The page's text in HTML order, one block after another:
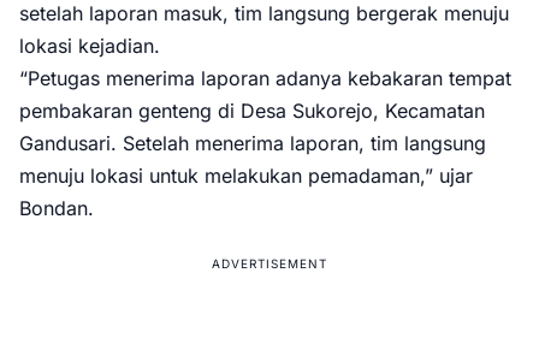
setelah laporan masuk, tim langsung bergerak menuju
lokasi kejadian.
“Petugas menerima laporan adanya kebakaran tempat
pembakaran genteng di Desa Sukorejo, Kecamatan
Gandusari. Setelah menerima laporan, tim langsung
menuju lokasi untuk melakukan pemadaman,” ujar
Bondan.
ADVERTISEMENT